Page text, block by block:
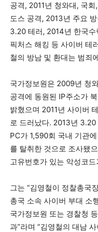
공격, 2011년 청와대, 국
도스 공격, 2013년 주요
3.20 테러, 2014년 한국
픽처스 해킹 등 사이버 테
철의 방남 및 환대는 범죄
국가정보원은 2009년 청
공격에 동원된 IP주소가
밝혔으며 2011년 사이버
로 드러났다. 2013년
PC가 1,590회 국내 기관
를 탈취한 것으로 조사됐
고유번호가 있는 악성코
그는 “김영철이 정찰총국
총국 소속 사이버 부대 소
국가정보원 또는 경찰청
과”라며 “김영철의 대남